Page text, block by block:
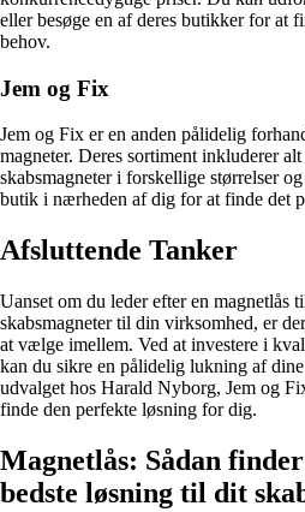
eller besøge en af deres butikker for at
behov.
Jem og Fix
Jem og Fix er en anden pålidelig
magneter. Deres sortiment inkluderer
skabsmagneter i forskellige størrelser
butik i nærheden af dig for at finde det
Afsluttende Tanker
Uanset om du leder efter en magnetlås
skabsmagneter til din virksomhed, er
at vælge imellem. Ved at investere i
kan du sikre en pålidelig lukning af
udvalget hos Harald Nyborg, Jem og
finde den perfekte løsning for dig.
Magnetlås: Sådan
bedste løsning til dit